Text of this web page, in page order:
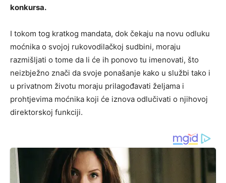
konkursa.
I tokom tog kratkog mandata, dok čekaju na novu odluku
moćnika o svojoj rukovodilačkoj sudbini, moraju
razmišljati o tome da li će ih ponovo tu imenovati, što
neizbježno znači da svoje ponašanje kako u službi tako i
u privatnom životu moraju prilagođavati željama i
prohtjevima moćnika koji će iznova odlučivati o njihovoj
direktorskoj funkciji.